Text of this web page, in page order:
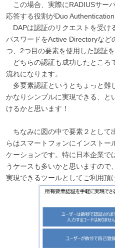
この場合、実際にRADIUSサー
応答する役割がDuo Authentication
DAPは認証のリクエストを受け
パスワードをActive Directoryなど
つ、2つ目の要素を使用した認証
どちらの認証も成功したところ
流れになります。
多要素認証というとちょっと難
かなりシンプルに実現できる、と
けるかと思います！
ちなみに図の中で要素２として
らはスマートフォンにインストー
ケーションです。特に日本企業で
うケースも多いかと思いますので
実現できるツールとしてご利用頂